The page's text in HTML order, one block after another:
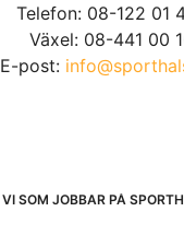
Telefon: 08-122 01
Växel: 08-441 00
E-post:
VI SOM JOBBAR PÅ